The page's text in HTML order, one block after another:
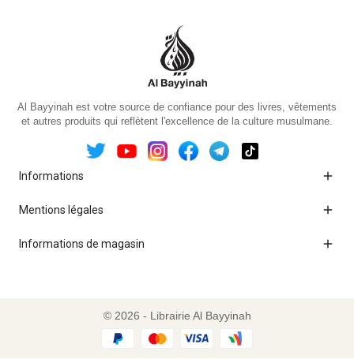
Al Bayyinah est votre source de confiance pour des livres, vêtements
et autres produits qui reflètent l'excellence de la culture musulmane.
Informations 
Mentions légales 
Informations de magasin 
© 2026 - Librairie Al Bayyinah